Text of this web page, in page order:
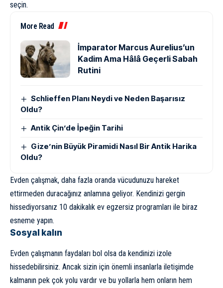
seçin.
More Read
İmparator Marcus Aurelius’un
Kadim Ama Hâlâ Geçerli Sabah
Rutini
Schlieffen Planı Neydi ve Neden Başarısız
Oldu?
Antik Çin’de İpeğin Tarihi
Gize’nin Büyük Piramidi Nasıl Bir Antik Harika
Oldu?
Evden çalışmak, daha fazla oranda vücudunuzu hareket
ettirmeden duracağınız anlamına geliyor. Kendinizi gergin
hissediyorsanız 10 dakikalık ev egzersiz programları ile biraz
esneme yapın.
Sosyal kalın
Evden çalışmanın faydaları bol olsa da kendinizi izole
hissedebilirsiniz. Ancak sizin için önemli insanlarla iletişimde
kalmanın pek çok yolu vardır ve bu yollarla hem onların hem